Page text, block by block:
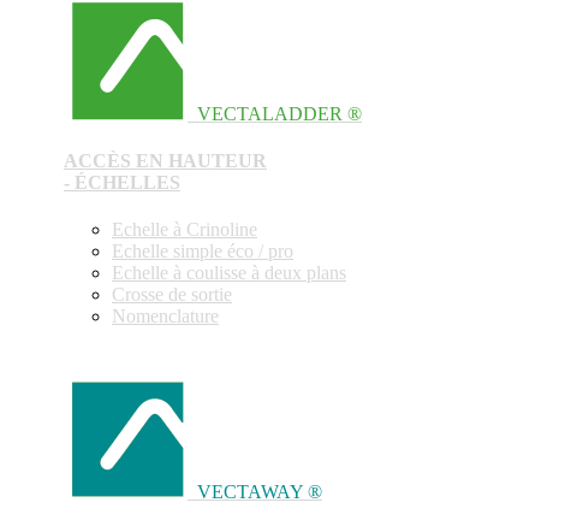
VECTALADDER ®
ACCÈS EN HAUTEUR
- ÉCHELLES
Echelle à Crinoline
Echelle simple éco / pro
Echelle à coulisse à deux plans
Crosse de sortie
Nomenclature
VECTAWAY ®